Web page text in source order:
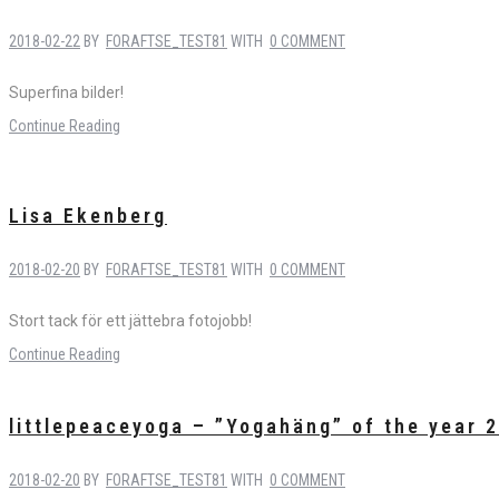
2018-02-22 BY FORAFTSE_TEST81 WITH 0 COMMENT
Superfina bilder!
Continue Reading
Lisa Ekenberg
2018-02-20 BY FORAFTSE_TEST81 WITH 0 COMMENT
Stort tack för ett jättebra fotojobb!
Continue Reading
littlepeaceyoga – ”Yogahäng” of the year
2018-02-20 BY FORAFTSE_TEST81 WITH 0 COMMENT